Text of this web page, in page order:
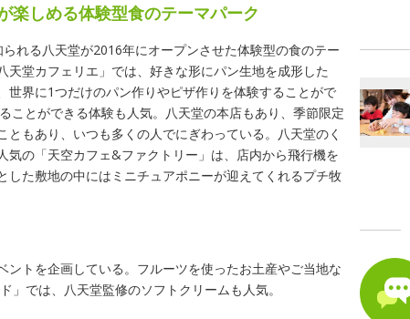
楽しめる体験型食のテーマパーク
れる八天堂が2016年にオープンさせた体験型の食のテー
天堂カフェリエ」では、好きな形にパン生地を成形した
世界に1つだけのパン作りやピザ作りを体験することがで
ことができる体験も人気。八天堂の本店もあり、季節限定
もあり、いつも多くの人でにぎわっている。八天堂のく
気の「天空カフェ&ファクトリー」は、店内から飛行機を
した敷地の中にはミニチュアポニーが迎えてくれるプチ牧
ントを企画している。フルーツを使ったお土産やご当地な
」では、八天堂監修のソフトクリームも人気。